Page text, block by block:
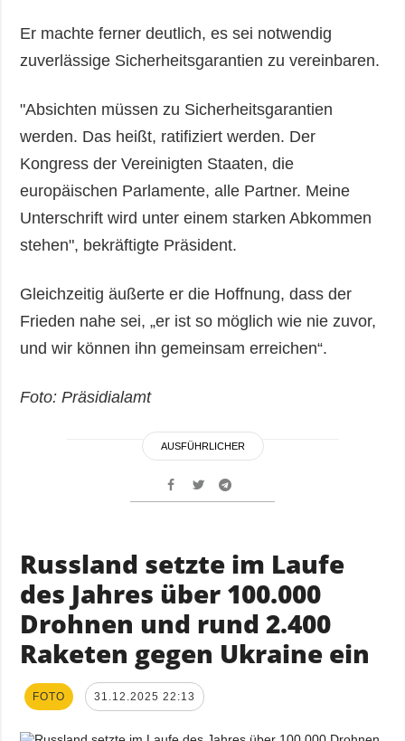
Er machte ferner deutlich, es sei notwendig
zuverlässige Sicherheitsgarantien zu vereinbaren.
"Absichten müssen zu Sicherheitsgarantien
werden. Das heißt, ratifiziert werden. Der
Kongress der Vereinigten Staaten, die
europäischen Parlamente, alle Partner. Meine
Unterschrift wird unter einem starken Abkommen
stehen", bekräftigte Präsident.
Gleichzeitig äußerte er die Hoffnung, dass der
Frieden nahe sei, „er ist so möglich wie nie zuvor,
und wir können ihn gemeinsam erreichen“.
Foto: Präsidialamt
AUSFÜHRLICHER
Russland setzte im Laufe
des Jahres über 100.000
Drohnen und rund 2.400
Raketen gegen Ukraine ein
FOTO 31.12.2025 22:13